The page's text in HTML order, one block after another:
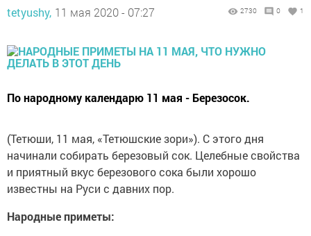
tetyushy, 11 мая 2020 - 07:27 2730 0 1
По народному календарю 11 мая - Березосок.
(Тетюши, 11 мая, «Тетюшские зори»). С этого дня
начинали собирать березовый сок. Целебные свойства
и приятный вкус березового сока были хорошо
известны на Руси с давних пор.
Народные приметы: